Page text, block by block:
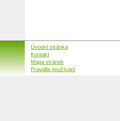
Úvodní stránka
Kontakt
Mapa stránek
Pravidla používání